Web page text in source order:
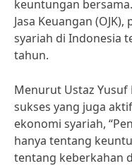
keuntungan
Jasa Keuangan
syariah di Indonesia
tahun.
Menurut Ustaz Yusuf
sukses yang juga
ekonomi syariah,
hanya tentang
tentang keberkahan